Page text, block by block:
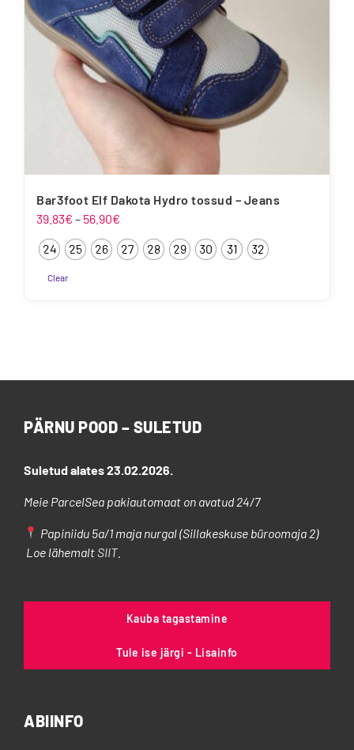
Bar3foot Elf Dakota Hydro tossud – Jeans
39.83€ – 56.90€
39.83€
kuni
24 25 26 27 28 29 30 31 32
Clear
teha
PÄRNU POOD – SULETUD
Suletud alates 23.02.2026.
Meie ParcelSea pakiautomaat on avatud 24/7
Papiniidu 5a/1 maja nurgal (Sillakeskuse büroomaja 2)
Loe lähemaltSIIT.
Kauba tagastamine
Tule ise järgi - Lisainfo
ABIINFO